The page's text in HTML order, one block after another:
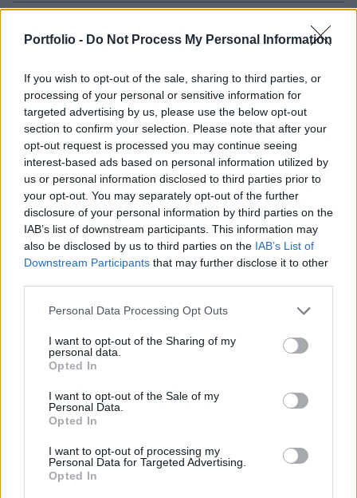
Portfolio - Do Not Process My Personal Information
If you wish to opt-out of the sale, sharing to third parties, or
processing of your personal or sensitive information for
targeted advertising by us, please use the below opt-out
section to confirm your selection. Please note that after your
opt-out request is processed you may continue seeing
interest-based ads based on personal information utilized by
us or personal information disclosed to third parties prior to
your opt-out. You may separately opt-out of the further
disclosure of your personal information by third parties on the
IAB’s list of downstream participants. This information may
also be disclosed by us to third parties on the IAB’s List of
Downstream Participants that may further disclose it to other
Personal Data Processing Opt Outs
I want to opt-out of the Sharing of my
personal data.
Opted In
I want to opt-out of the Sale of my
Personal Data.
Opted In
I want to opt-out of processing my
Personal Data for Targeted Advertising.
Opted In
Rémálmom, hogy egyszer megkérdezik tőlem,
miért jelzáloghitelezünk, amikor a
mondta előadásában Patai Mihály, az UniCredit
elnök-vezérigazgatója az MKT és az MNB közös,
budapesti konferenciáján. Az MNB felől érkező
nyomásra hivatkozva felhívta a figyelmet arra,
hogy a monetáris politika önmagában nem képes
élénkíteni a hitelezést. Bencsik László, az OTP
vezérigazgató-helyettese arról beszélt, hogy a
hitelezés általában szorosan együttmozog a GDP-
vel. A következő években leginkább a
lakáshitelezés teljesíthet felül előrejelzéseik
körül éri el a tartósan 10% feletti tőkearányos
megtérülést.
CEE Financial Summit 2015 - Bécs, AusztriaA bankszektor
jövője lesz a fő témája CEE Financial Summit
rendezvényünknek október 13-án. Regisztráljon
most!Információ és jelentkezés Patai Mihály az UniCredit
Bank elnök-vezérigazgatójaként többek között az
alábbiakról beszélt előadásában: Aki ismeri Matolcsy urat,
azt tudja, hogy előbb-utóbb ebből lesz valami - reagált...